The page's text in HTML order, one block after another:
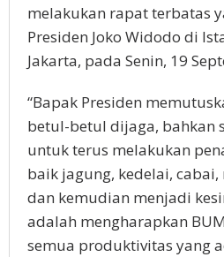
melakukan rapat terbatas
Presiden Joko Widodo di
Jakarta, pada Senin, 19
“Bapak Presiden
betul-betul dijaga, bahkan
untuk terus melakukan
baik jagung, kedelai,
dan kemudian menjadi
adalah mengharapkan
semua produktivitas yang